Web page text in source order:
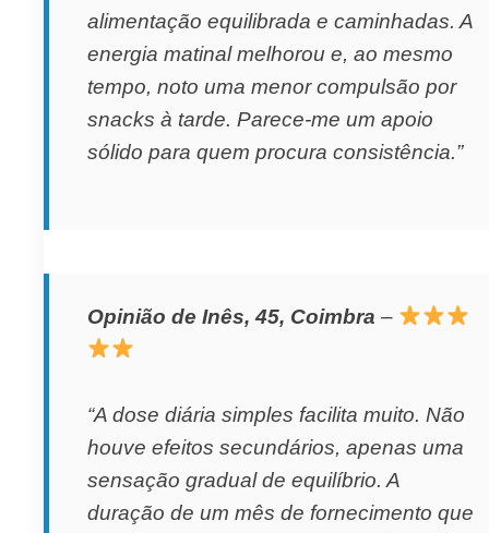
alimentação equilibrada e caminhadas. A
energia matinal melhorou e, ao mesmo
tempo, noto uma menor compulsão por
snacks à tarde. Parece-me um apoio
sólido para quem procura consistência.”
Opinião de Inês, 45, Coimbra –
“A dose diária simples facilita muito. Não
houve efeitos secundários, apenas uma
sensação gradual de equilíbrio. A
duração de um mês de fornecimento que